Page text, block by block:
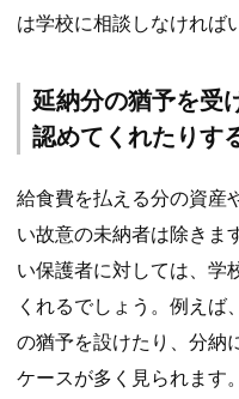
は学校に相談しなければ
延納分の猶予を受
認めてくれたりす
給食費を払える分の資産
い故意の未納者は除きま
い保護者に対しては、学
くれるでしょう。例えば
の猶予を設けたり、分納
ケースが多く見られます